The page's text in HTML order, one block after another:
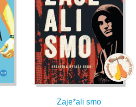
Zaje*ali smo